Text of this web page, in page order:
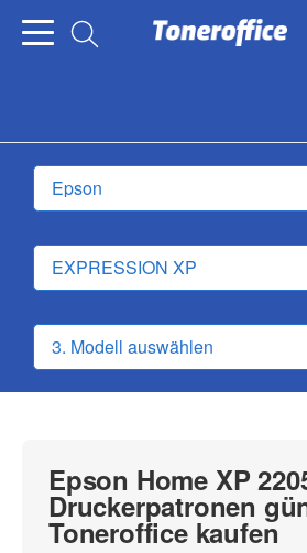
Epson Home XP
Druckerpatronen
Toneroffice kaufen